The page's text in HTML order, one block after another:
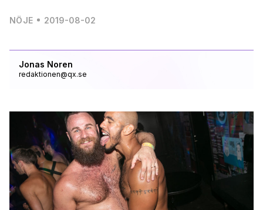
Jonas Noren
redaktionen@qx.se
NÖJE 2019-08-02